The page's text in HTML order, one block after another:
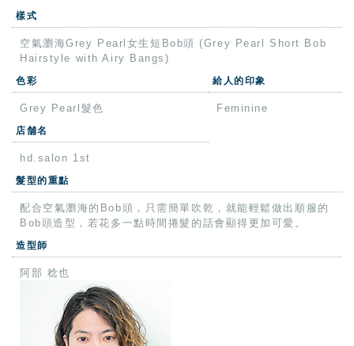
樣式
空氣瀏海Grey Pearl女生短Bob頭 (Grey Pearl Short Bob
Hairstyle with Airy Bangs)
色彩 給人的印象
Grey Pearl髮色 Feminine
店舗名
hd.salon 1st
髮型的重點
配合空氣瀏海的Bob頭，只需簡單吹乾，就能輕鬆做出順服的
Bob頭造型，若花多一點時間捲髮的話會顯得更加可愛。
造型師
阿部 稔也